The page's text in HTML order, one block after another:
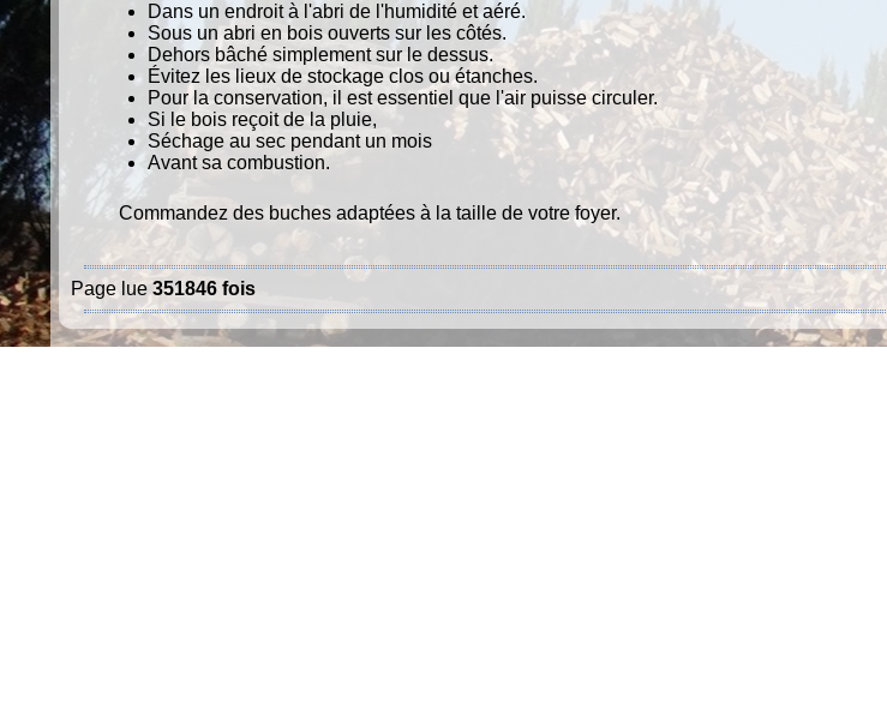
Dans un endroit à l'abri de l'humidité et aéré.
Sous un abri en bois ouverts sur les côtés.
Dehors bâché simplement sur le dessus.
Évitez les lieux de stockage clos ou étanches.
Pour la conservation, il est essentiel que l'air puisse circuler.
Si le bois reçoit de la pluie,
Séchage au sec pendant un mois
Avant sa combustion.
Commandez des buches adaptées à la taille de votre foyer.
Page lue 351846 fois